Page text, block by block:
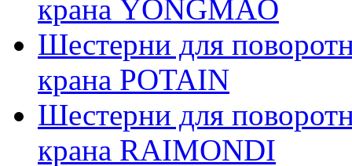
крана YONGMAO
Шестерни для
крана POTAIN
Шестерни для
крана RAIMONDI